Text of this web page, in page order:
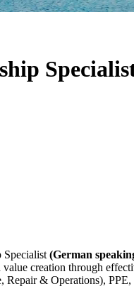
Specialist (German
creation through
Repair & Operations),